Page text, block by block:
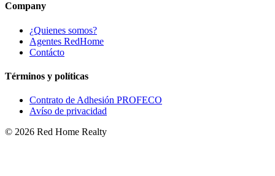
Company
¿Quienes somos?
Agentes RedHome
Contácto
Términos y políticas
Contrato de Adhesión PROFECO
Avíso de privacidad
© 2026 Red Home Realty